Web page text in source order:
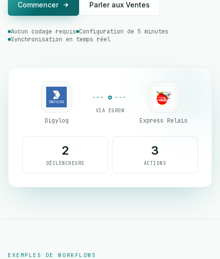
Commencer Parler aux Ventes
Aucun codage requis Configuration de 5 minutes
Synchronisation en temps réel
Digylog
VIA EGROW
Express Relais
2
DÉCLENCHEURS
3
ACTIONS
EXEMPLES DE WORKFLOWS